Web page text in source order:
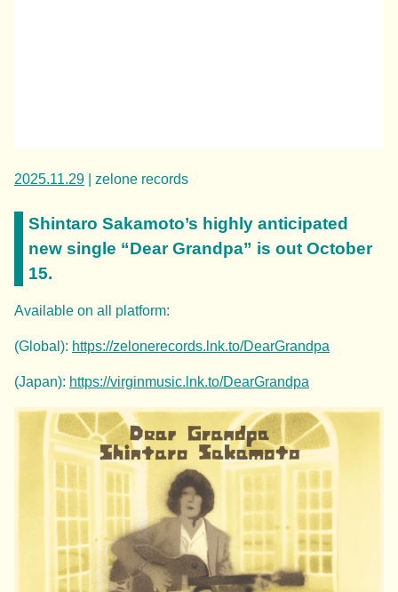
2025.11.29 | zelone records
Shintaro Sakamoto’s highly anticipated
new single “Dear Grandpa” is out October
15.
Available on all platform:
(Global): https://zelonerecords.lnk.to/DearGrandpa
(Japan): https://virginmusic.lnk.to/DearGrandpa